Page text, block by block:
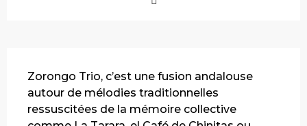
Zorongo Trio, c’est une fusion andalouse
autour de mélodies traditionnelles
ressuscitées de la mémoire collective